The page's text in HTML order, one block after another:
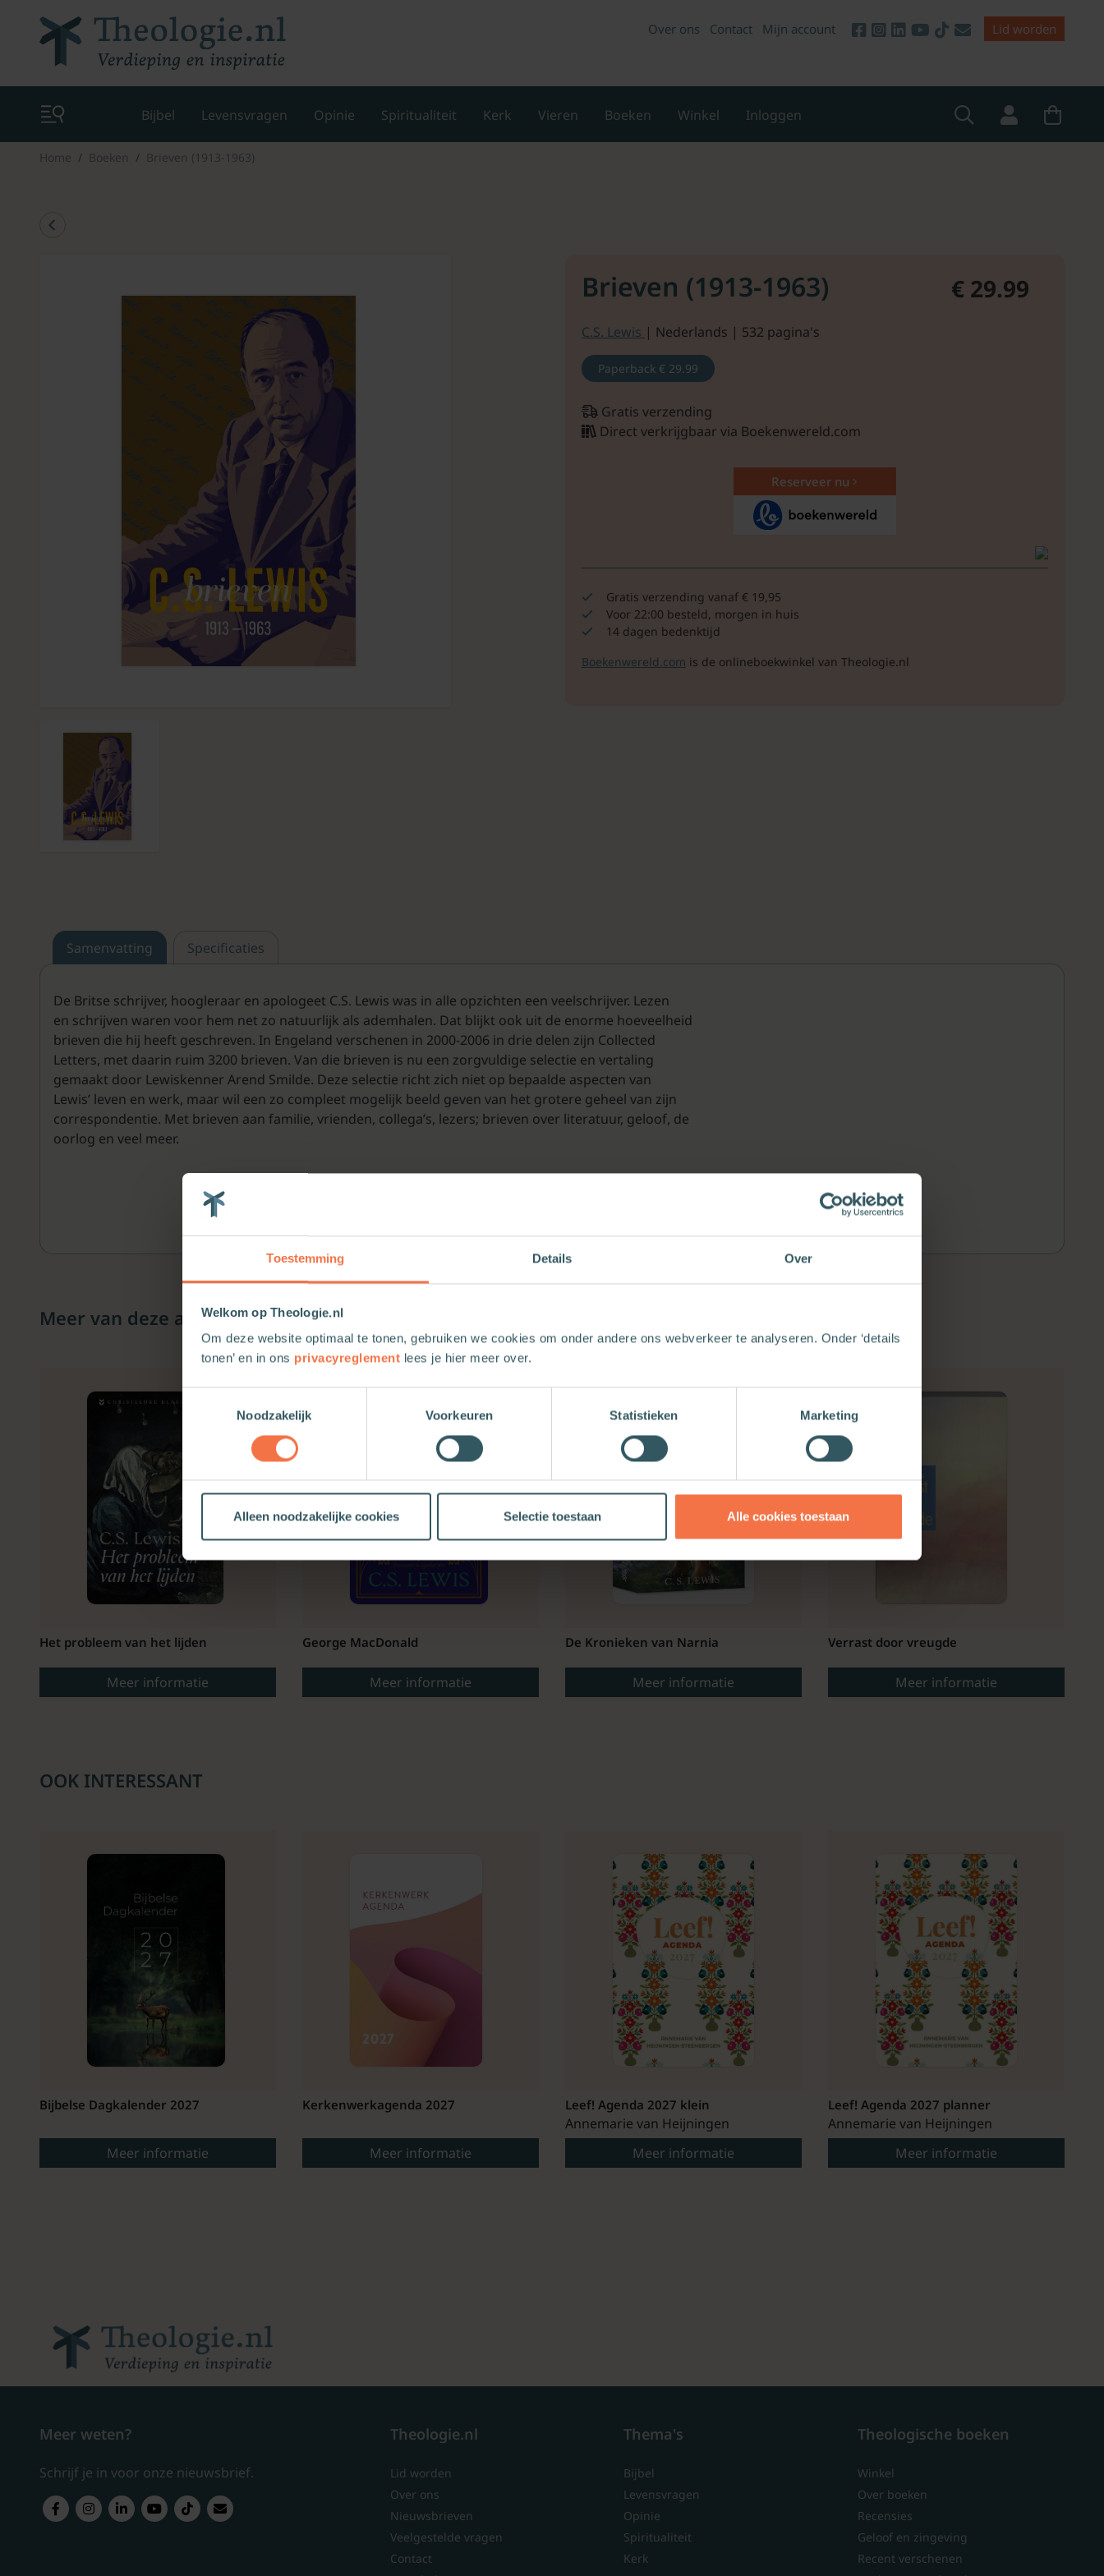
Toestemming Details Over
Welkom op Theologie.nl
Om deze website optimaal te tonen, gebruiken we cookies om onder andere ons webverkeer te analyseren. Onder ‘details
tonen’ en in ons privacyreglement lees je hier meer over.
Toestemmingsselectie
Noodzakelijk
Voorkeuren Statistieken Marketing
Alleen noodzakelijke cookies Selectie toestaan Alle cookies toestaan
Over ons Contact Mijn account Lid worden
Bijbel Levensvragen Opinie Spiritualiteit Kerk Vieren Boeken Winkel Inloggen
Home Boeken Brieven (1913-1963)
Brieven (1913-1963) € 29.99
C.S. Lewis | Nederlands | 532 pagina's
Paperback € 29.99
Gratis verzending
Direct verkrijgbaar via Boekenwereld.com
Reserveer nu
Gratis verzending vanaf € 19,95
Voor 22:00 besteld, morgen in huis
14 dagen bedenktijd
Boekenwereld.com is de onlineboekwinkel van Theologie.nl
Samenvatting Specificaties
De Britse schrijver, hoogleraar en apologeet C.S. Lewis was in alle opzichten een veelschrijver. Lezen
en schrijven waren voor hem net zo natuurlijk als ademhalen. Dat blijkt ook uit de enorme hoeveelheid
brieven die hij heeft geschreven. In Engeland verschenen in 2000-2006 in drie delen zijn Collected
Letters, met daarin ruim 3200 brieven. Van die brieven is nu een zorgvuldige selectie en vertaling
gemaakt door Lewiskenner Arend Smilde. Deze selectie richt zich niet op bepaalde aspecten van
Lewis’ leven en werk, maar wil een zo compleet mogelijk beeld geven van het grotere geheel van zijn
correspondentie. Met brieven aan familie, vrienden, collega’s, lezers; brieven over literatuur, geloof, de
oorlog en veel meer.
Meer van deze auteur
Het probleem van het lijden
Meer informatie
George MacDonald
Meer informatie
De Kronieken van Narnia
Meer informatie
Verrast door vreugde
Meer informatie
OOK INTERESSANT
Bijbelse Dagkalender 2027
Meer informatie
Kerkenwerkagenda 2027
Meer informatie
Leef! Agenda 2027 klein
Annemarie van Heijningen
Meer informatie
Leef! Agenda 2027 planner
Annemarie van Heijningen
Meer informatie
Meer weten?
Schrijf je in voor onze nieuwsbrief.
Theologie.nl
Lid worden
Over ons
Nieuwsbrieven
Veelgestelde vragen
Contact
Thema's
Bijbel
Levensvragen
Opinie
Spiritualiteit
Kerk
Theologische boeken
Winkel
Over boeken
Recensies
Geloof en zingeving
Recent verschenen